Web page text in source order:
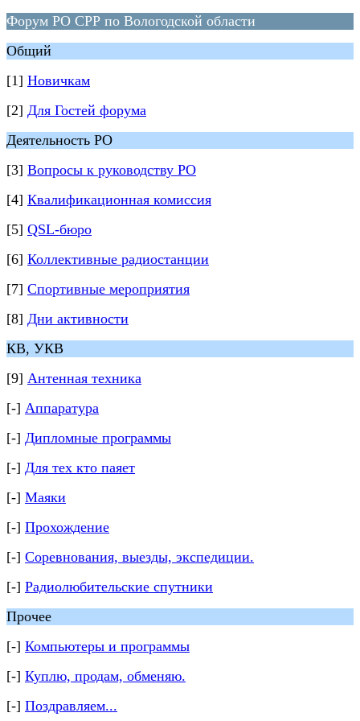
Форум РО СРР по Вологодской области
Общий
[1] Новичкам
[2] Для Гостей форума
Деятельность РО
[3] Вопросы к руководству РО
[4] Квалификационная комиссия
[5] QSL-бюро
[6] Коллективные радиостанции
[7] Спортивные мероприятия
[8] Дни активности
КВ, УКВ
[9] Антенная техника
[-] Аппаратура
[-] Дипломные программы
[-] Для тех кто паяет
[-] Маяки
[-] Прохождение
[-] Соревнования, выезды, экспедиции.
[-] Радиолюбительские спутники
Прочее
[-] Компьютеры и программы
[-] Куплю, продам, обменяю.
[-] Поздравляем...